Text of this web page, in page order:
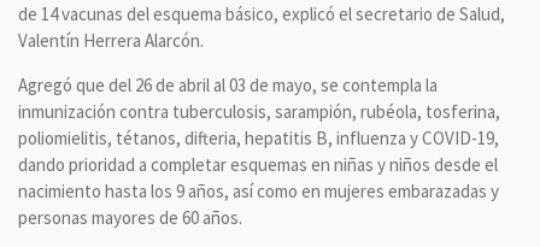
de 14 vacunas del esquema básico, explicó el secretario de Salud,
Valentín Herrera Alarcón.
Agregó que del 26 de abril al 03 de mayo, se contempla la
inmunización contra tuberculosis, sarampión, rubéola, tosferina,
poliomielitis, tétanos, difteria, hepatitis B, influenza y COVID-19,
dando prioridad a completar esquemas en niñas y niños desde el
nacimiento hasta los 9 años, así como en mujeres embarazadas y
personas mayores de 60 años.